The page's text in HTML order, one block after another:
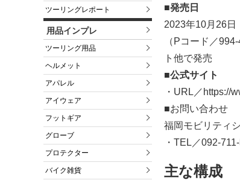
ツーリングレポート
用品インプレ
ツーリング用品
ヘルメット
アパレル
アイウェア
フットギア
グローブ
プロテクター
バイク雑貨
■発売日
2023年10月26
（Pコード／
ト他で発売
■公式サイト
・URL／https://
■お問い合わせ
福岡モビリティ
・TEL／092-
主な構成